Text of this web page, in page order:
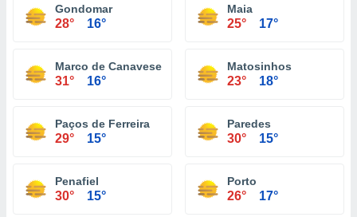
Gondomar
28° 16°
Maia
25° 17°
Marco de Canaveses
31° 16°
Matosinhos
23° 18°
Paços de Ferreira
29° 15°
Paredes
30° 15°
Penafiel
30° 15°
Porto
26° 17°